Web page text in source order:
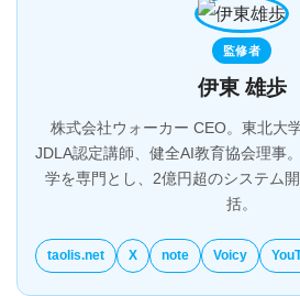
監修者
伊東 雄歩
株式会社ウォーカー CEO。東北大
JDLA認定講師、健全AI教育協会理事
学を専門とし、2億円超のシステム
括。
taolis.net X note Voicy